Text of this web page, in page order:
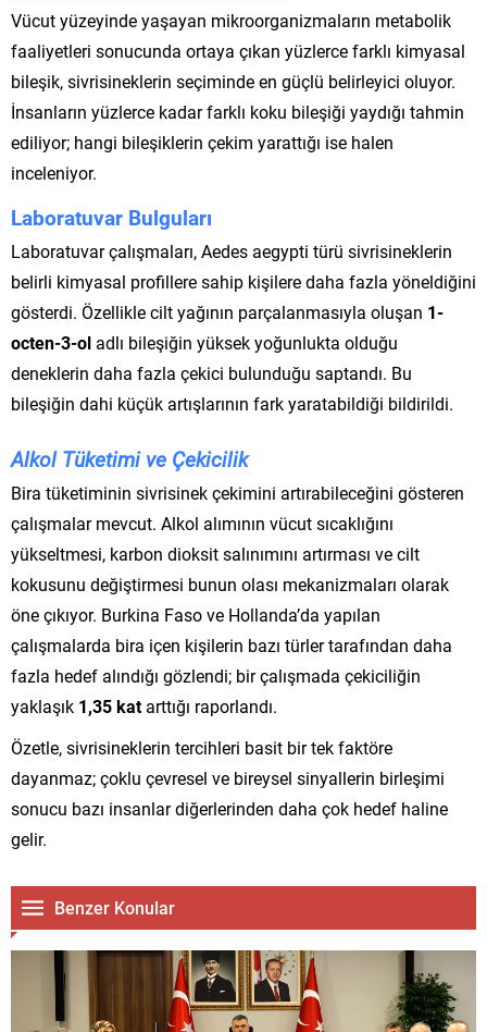
Vücut yüzeyinde yaşayan mikroorganizmaların metabolik
faaliyetleri sonucunda ortaya çıkan yüzlerce farklı kimyasal
bileşik, sivrisineklerin seçiminde en güçlü belirleyici oluyor.
İnsanların yüzlerce kadar farklı koku bileşiği yaydığı tahmin
ediliyor; hangi bileşiklerin çekim yarattığı ise halen
inceleniyor.
Laboratuvar Bulguları
Laboratuvar çalışmaları, Aedes aegypti türü sivrisineklerin
belirli kimyasal profillere sahip kişilere daha fazla yöneldiğini
gösterdi. Özellikle cilt yağının parçalanmasıyla oluşan 1-
octen-3-ol adlı bileşiğin yüksek yoğunlukta olduğu
deneklerin daha fazla çekici bulunduğu saptandı. Bu
bileşiğin dahi küçük artışlarının fark yaratabildiği bildirildi.
Alkol Tüketimi ve Çekicilik
Bira tüketiminin sivrisinek çekimini artırabileceğini gösteren
çalışmalar mevcut. Alkol alımının vücut sıcaklığını
yükseltmesi, karbon dioksit salınımını artırması ve cilt
kokusunu değiştirmesi bunun olası mekanizmaları olarak
öne çıkıyor. Burkina Faso ve Hollanda’da yapılan
çalışmalarda bira içen kişilerin bazı türler tarafından daha
fazla hedef alındığı gözlendi; bir çalışmada çekiciliğin
yaklaşık 1,35 katarttığı raporlandı.
Özetle, sivrisineklerin tercihleri basit bir tek faktöre
dayanmaz; çoklu çevresel ve bireysel sinyallerin birleşimi
sonucu bazı insanlar diğerlerinden daha çok hedef haline
gelir.
Benzer Konular